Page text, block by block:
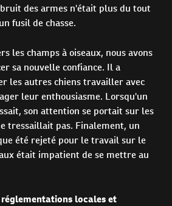
des armes n'était plus du tout
fusil de chasse.
les champs à oiseaux, nous avons
sa nouvelle confiance. Il a
les autres chiens travailler avec
leur enthousiasme. Lorsqu'un
son attention se portait sur les
tressaillait pas. Finalement, un
été rejeté pour le travail sur le
était impatient de se mettre au
locales et